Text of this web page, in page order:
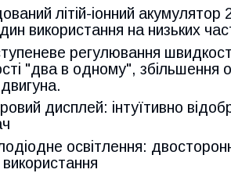
літій-іонний
використання на низьких
регулювання
"два в одному", збільшення
дисплей: інтуїтивно
освітлення:
використання